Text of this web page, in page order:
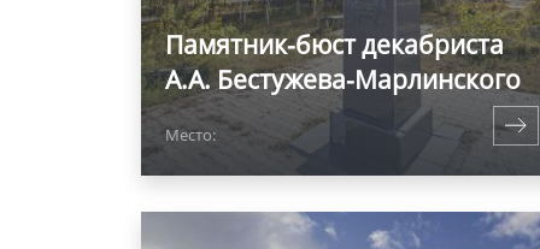
Памятник-бюст декабриста
А.А. Бестужева-Марлинского
Место: